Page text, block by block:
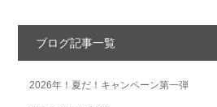
ブログ記事一覧
2026年！夏だ！キャンペーン第一弾